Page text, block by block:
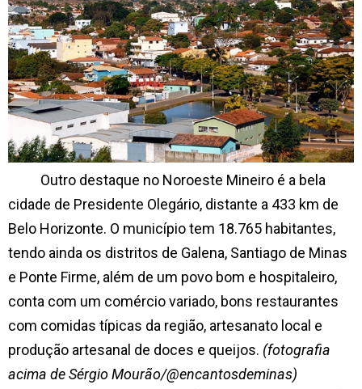
Outro destaque no Noroeste Mineiro é a bela
cidade de Presidente Olegário, distante a 433 km de
Belo Horizonte. O município tem 18.765 habitantes,
tendo ainda os distritos de Galena, Santiago de Minas
e Ponte Firme, além de um povo bom e hospitaleiro,
conta com um comércio variado, bons restaurantes
com comidas típicas da região, artesanato local e
produção artesanal de doces e queijos. (fotografia
acima de Sérgio Mourão/@encantosdeminas)